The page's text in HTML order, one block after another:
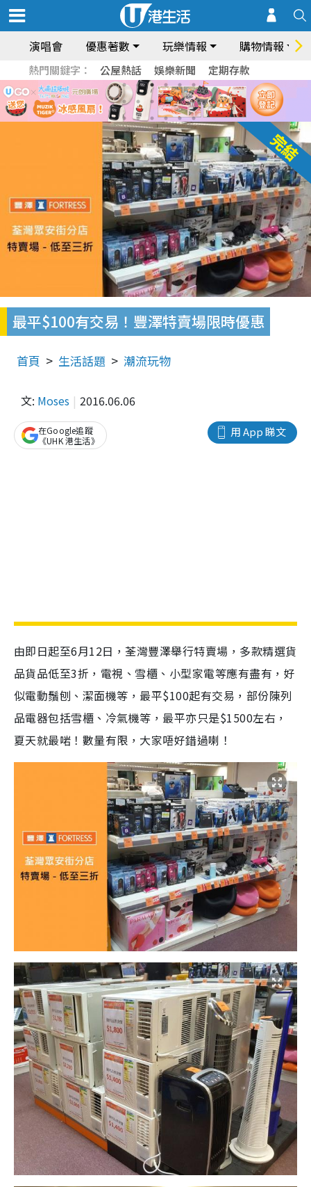
演唱會 優惠著數 玩樂情報 購物情報
熱門關鍵字： 公屋熱話 娛樂新聞 定期存款
最平$100有交易！豐澤特賣場限時優惠
首頁 生活話題 潮流玩物
文: Moses 2016.06.06
用 App 睇文
在Google追蹤
《UHK 港生活》
由即日起至6月12日，荃灣豐澤舉行特賣場，多款精選貨
品貨品低至3折，電視、雪櫃、小型家電等應有盡有，好
似電動鬚刨、潔面機等，最平$100起有交易，部份陳列
品電器包括雪櫃、冷氣機等，最平亦只是$1500左右，
夏天就最啱！數量有限，大家唔好錯過喇！